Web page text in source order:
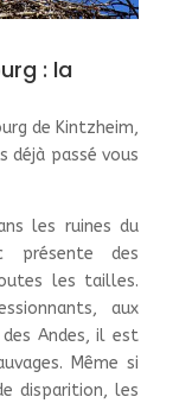
: la
de Kintzheim,
déjà passé vous
les ruines du
présente des
les tailles.
aux
Andes, il est
Même si
disparition, les